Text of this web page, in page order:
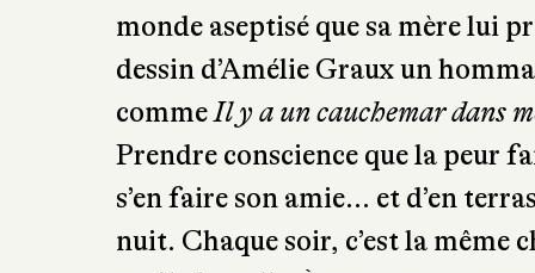
monde aseptisé que sa mère lui
dessin d’Amélie Graux un
commeIl y a un cauchemar dans
Prendre conscience que la peur
s’en faire son amie… et d’en
nuit. Chaque soir, c’est la même